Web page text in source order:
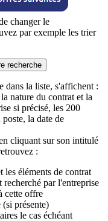
changer le
par exemple les trier
recherche
dans la liste, s'affichent :
nature du contrat et la
si précisé, les 200
la date de
cliquant sur son intitulé
:
les éléments de contrat
par l'entreprise
cette offre
présente)
le cas échéant